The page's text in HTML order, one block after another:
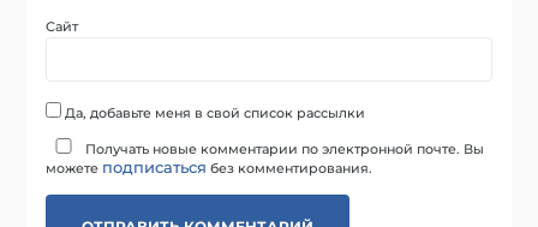
Сайт
Да, добавьте меня в свой список рассылки
Получать новые комментарии по электронной почте. Вы
можете подписаться без комментирования.